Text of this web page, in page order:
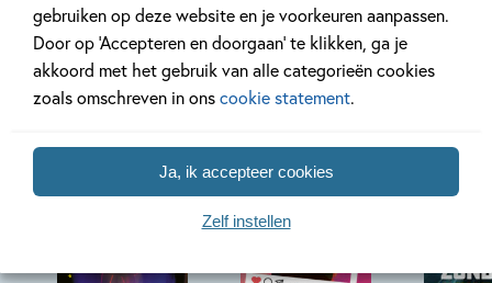
gebruiken op deze website en je voorkeuren aanpassen.
Door op ‘Accepteren en doorgaan’ te klikken, ga je
akkoord met het gebruik van alle categorieën cookies
zoals omschreven in onscookie statement.
Ja, ik accepteer cookies
Zelf instellen
Meer van deze auteur